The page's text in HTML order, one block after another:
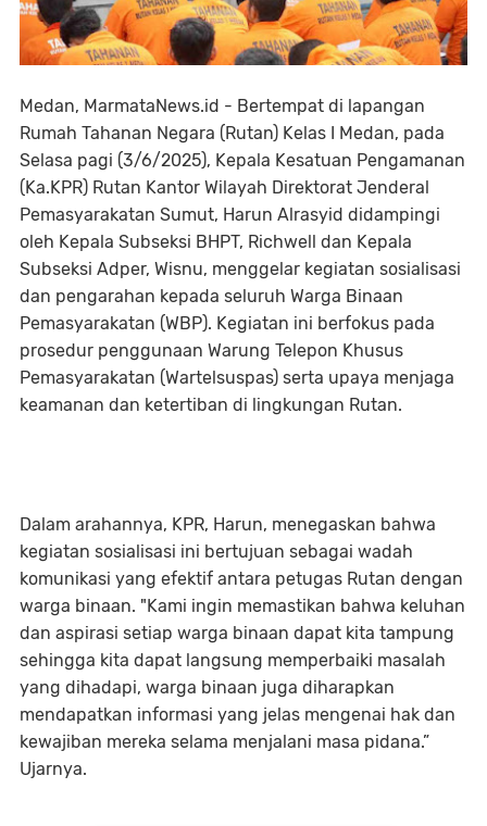
Medan, MarmataNews.id - Bertempat di lapangan
Rumah Tahanan Negara (Rutan) Kelas I Medan, pada
Selasa pagi (3/6/2025), Kepala Kesatuan Pengamanan
(Ka.KPR) Rutan Kantor Wilayah Direktorat Jenderal
Pemasyarakatan Sumut, Harun Alrasyid didampingi
oleh Kepala Subseksi BHPT, Richwell dan Kepala
Subseksi Adper, Wisnu, menggelar kegiatan sosialisasi
dan pengarahan kepada seluruh Warga Binaan
Pemasyarakatan (WBP). Kegiatan ini berfokus pada
prosedur penggunaan Warung Telepon Khusus
Pemasyarakatan (Wartelsuspas) serta upaya menjaga
keamanan dan ketertiban di lingkungan Rutan.
Dalam arahannya, KPR, Harun, menegaskan bahwa
kegiatan sosialisasi ini bertujuan sebagai wadah
komunikasi yang efektif antara petugas Rutan dengan
warga binaan. "Kami ingin memastikan bahwa keluhan
dan aspirasi setiap warga binaan dapat kita tampung
sehingga kita dapat langsung memperbaiki masalah
yang dihadapi, warga binaan juga diharapkan
mendapatkan informasi yang jelas mengenai hak dan
kewajiban mereka selama menjalani masa pidana.”
Ujarnya.